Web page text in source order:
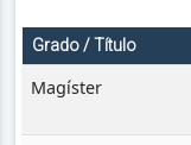
Grado / Título
Magíster